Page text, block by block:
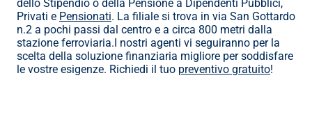
dello Stipendio o della Pensione a Dipendenti Pubblici,
Privati e Pensionati. La filiale si trova in via San Gottardo
n.2 a pochi passi dal centro e a circa 800 metri dalla
stazione ferroviaria.I nostri agenti vi seguiranno per la
scelta della soluzione finanziaria migliore per soddisfare
le vostre esigenze. Richiedi il tuo preventivo gratuito!